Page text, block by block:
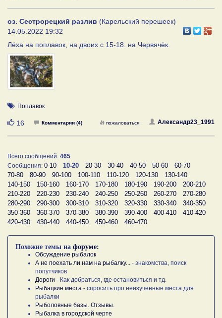
оз. Сестрорецкий разлив (Карельский перешеек)
14.05.2022 19:32
Лёха на поплавок, на двоих с 15-18. на Червячёк.
Поплавок
Нравится
16 Комментарии (4) Александр23_1991
пожаловаться
Всего сообщений: 465
Сообщения: 0-10 10-20 20-30 30-40 40-50 50-60
60-70
70-80
80-90 90-100 100-110 110-120 120-130
130-140
140-150
150-160 160-170 170-180 180-190 190-200
200-210
210-220
220-230 230-240 240-250 250-260 260-270
270-280
280-290
290-300 300-310 310-320 320-330 330-340
340-350
350-360
360-370 370-380 380-390 390-400 400-410
410-420
420-430
430-440 440-450 450-460 460-470
Похожие темы на форуме:
Обсуждение рыбалок
А не поехать ли нам на рыбалку... - знакомства, поиск
попутчиков
Дороги - Как добраться, где остановиться и тд.
Рыбацкие места - спросить про неизученные места для
рыбалки
Рыболовные базы. Отзывы.
Рыбалка в городской черте